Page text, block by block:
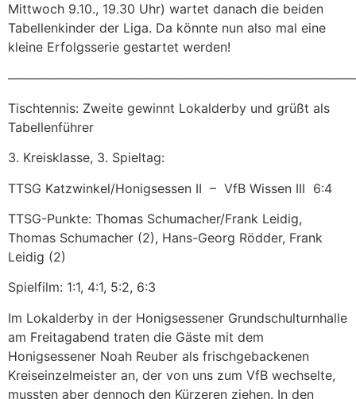
Mittwoch 9.10., 19.30 Uhr) wartet danach die beiden
Tabellenkinder der Liga. Da könnte nun also mal eine
kleine Erfolgsserie gestartet werden!
Tischtennis: Zweite gewinnt Lokalderby und grüßt als
Tabellenführer
3. Kreisklasse, 3. Spieltag:
TTSG Katzwinkel/Honigsessen II – VfB Wissen III 6:4
TTSG-Punkte: Thomas Schumacher/Frank Leidig,
Thomas Schumacher (2), Hans-Georg Rödder, Frank
Leidig (2)
Spielfilm: 1:1, 4:1, 5:2, 6:3
Im Lokalderby in der Honigsessener Grundschulturnhalle
am Freitagabend traten die Gäste mit dem
Honigsessener Noah Reuber als frischgebackenen
Kreiseinzelmeister an, der von uns zum VfB wechselte,
mussten aber dennoch den Kürzeren ziehen. In den